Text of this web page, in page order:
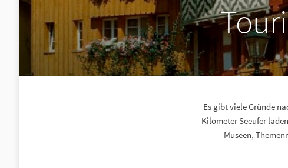
Es gibt viele Gründe
Kilometer Seeufer
Museen,